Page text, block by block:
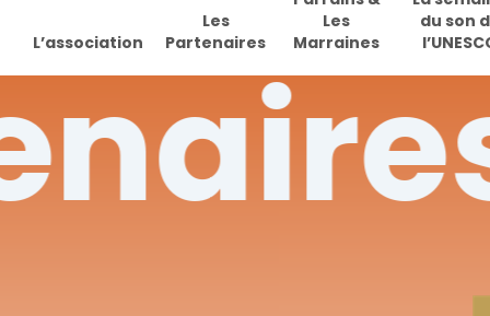
L’association
Les
Partenaires
Les
Marraines
du son